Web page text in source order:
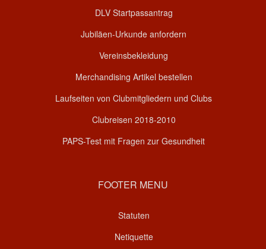
DLV Startpassantrag
Jubiläen-Urkunde anfordern
Vereinsbekleidung
Merchandising Artikel bestellen
Laufseiten von Clubmitgliedern und Clubs
Clubreisen 2018-2010
PAPS-Test mit Fragen zur Gesundheit
FOOTER MENU
Statuten
Netiquette